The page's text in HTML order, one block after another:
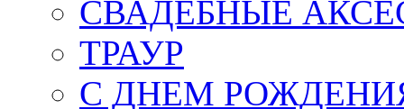
СВАДЕБНЫЕ
ТРАУР
С ДНЕМ